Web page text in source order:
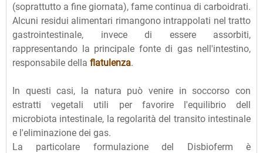
(soprattutto a fine giornata), fame continua di carboidrati.
Alcuni residui alimentari rimangono intrappolati nel tratto
gastrointestinale, invece di essere assorbiti,
rappresentando la principale fonte di gas nell'intestino,
responsabile della flatulenza.
In questi casi, la natura può venire in soccorso con
estratti vegetali utili per favorire l'equilibrio dell
microbiota intestinale, la regolarità del transito intestinale
e l'eliminazione dei gas.
La particolare formulazione del Disbioferm è